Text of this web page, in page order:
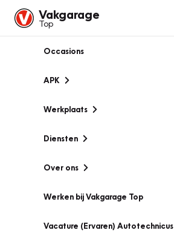
Vakgarage
Top
Occasions
APK
Werkplaats
Diensten
Over ons
Werken bij Vakgarage Top
Vacature (Ervaren) Autotechnicus